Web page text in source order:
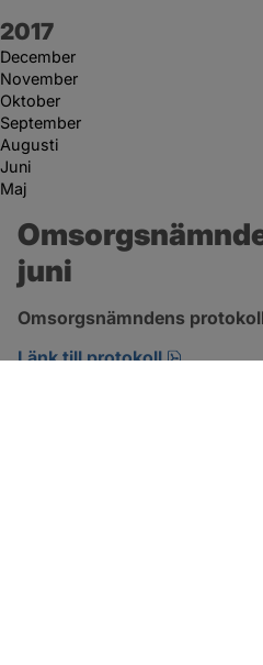
År:
2017
December
November
Oktober
September
Augusti
Juni
Maj
juni
Omsorgsnämndens
Länk till protokoll
pdf,